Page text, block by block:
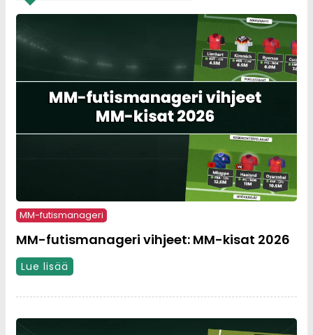
MM-futismanageri
MM-futismanageri vihjeet: MM-kisat 2026
Lue lisää